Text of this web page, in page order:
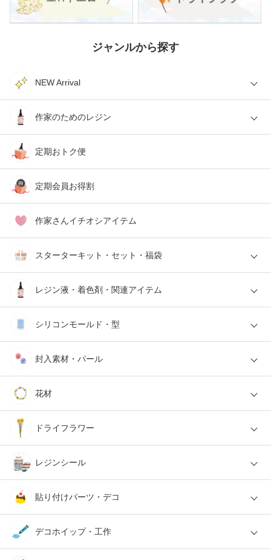
ジャンルから探す
NEW Arrival
作家のためのレジン
定期おトク便
定期会員お得割
作家さんイチオシアイテム
スターターキット・セット・福袋
レジン液・着色剤・関連アイテム
シリコンモールド・型
封入素材・パール
花材
ドライフラワー
レジンシール
貼り付けパーツ・デコ
デコホイップ・工作